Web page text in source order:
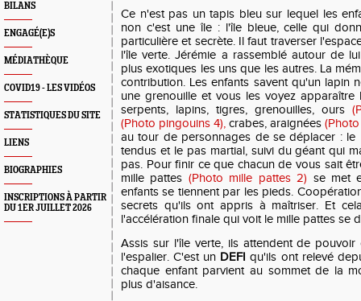
BILANS
ENGAGÉ(E)S
MÉDIATHÈQUE
COVID19 - LES VIDÉOS
STATISTIQUES DU SITE
LIENS
BIOGRAPHIES
INSCRIPTIONS À PARTIR
DU 1ER JUILLET 2026
Ce n'est pas un tapis bleu sur lequel les
non c'est une île : l'île bleue, celle qui
particulière et secrète. Il faut traverser
l'île verte. Jérémie a rassemblé autour de
plus exotiques les uns que les autres. La
contribution. Les enfants savent qu'un lapin
une grenouille et vous les voyez apparaître
serpents, lapins, tigres, grenouilles, ours
(Photo pingouins 4), crabes, araignées
au tour de personnages de se déplacer : le
tendus et le pas martial, suivi du géant qui
pas. Pour finir ce que chacun de vous sait
mille pattes (Photo mille pattes 2) se met
enfants se tiennent par les pieds.
secrets qu'ils ont appris à maîtriser. Et
l'accélération finale qui voit le mille pattes se
Assis sur l'île verte, ils attendent de
l'espalier. C'est un DEFI qu'ils ont relevé
chaque enfant parvient au sommet de la
plus d'aisance.